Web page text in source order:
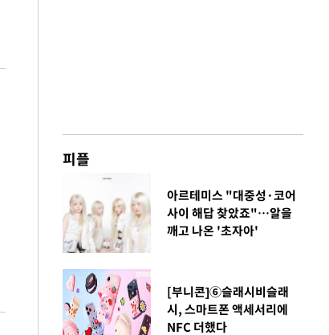
피플
아르테미스 "대중성·코어
사이 해답 찾았죠"…알을
깨고 나온 '초자아'
[부니콘]⑥슬래시비슬래
시, 스마트폰 액세서리에
NFC 더했다